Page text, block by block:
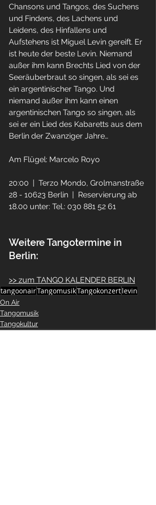
Chansons und Tangos, des Suchens
und Findens, des Lachens und
Leidens, des Hinfallens und
Aufstehens ist Miguel Levin gereift. Er
ist heute der beste Levin. Niemand
außer ihm kann Brechts Lied von der
Seeräuberbraut so singen, als sei es
ein argentinischer Tango. Und
niemand außer ihm kann einen
argentinischen Tango so singen, als
sei er ein Lied des Kabaretts aus dem
Berlin der Zwanziger Jahre…
Am Flügel: Marcelo Royo
20:00  |  Terzo Mondo, Grolmanstraße
28 - 10623 Berlin  |  Reservierung ab
18.00 unter: Tel.: 030 881 52 61
Weitere Tangotermine in
Berlin:
>> zum TANGO KALENDER BERLIN
tangoonairTangomusikTangokonzertlevin
On Air
Tangomusik
Tangokultur